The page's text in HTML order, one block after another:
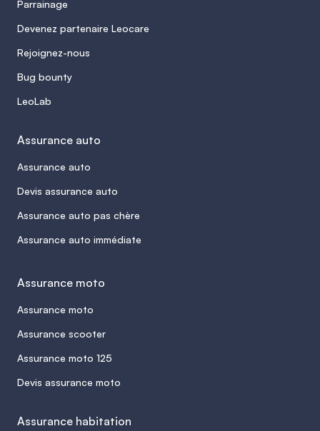
Parrainage
Devenez partenaire Leocare
Rejoignez-nous
Bug bounty
LeoLab
Assurance auto
Assurance auto
Devis assurance auto
Assurance auto pas chère
Assurance auto immédiate
Assurance moto
Assurance moto
Assurance scooter
Assurance moto 125
Devis assurance moto
Assurance habitation